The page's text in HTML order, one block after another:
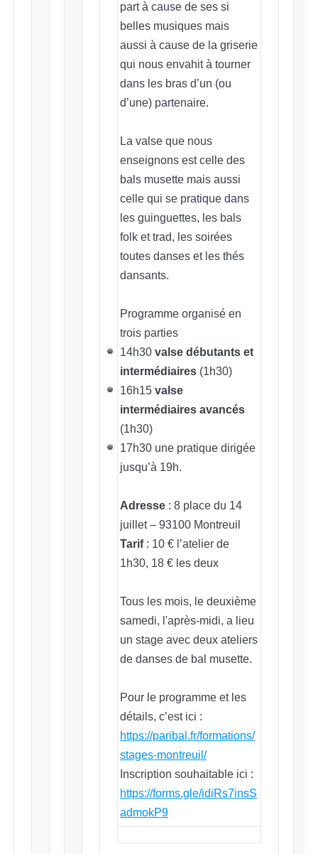
part à cause de ses si
belles musiques mais
aussi à cause de la griserie
qui nous envahit à tourner
dans les bras d’un (ou
d’une) partenaire.
La valse que nous
enseignons est celle des
bals musette mais aussi
celle qui se pratique dans
les guinguettes, les bals
folk et trad, les soirées
toutes danses et les thés
dansants.
Programme organisé en
trois parties
14h30 valse débutants et
intermédiaires (1h30)
16h15 valse
intermédiaires avancés
(1h30)
17h30 une pratique dirigée
jusqu’à 19h.
Adresse : 8 place du 14
juillet – 93100 Montreuil
Tarif : 10 € l’atelier de
1h30, 18 € les deux
Tous les mois, le deuxième
samedi, l'après-midi, a lieu
un stage avec deux ateliers
de danses de bal musette.
Pour le programme et les
détails, c’est ici :
https://paribal.fr/formations/
stages-montreuil/
Inscription souhaitable ici :
https://forms.gle/idiRs7insS
admokP9